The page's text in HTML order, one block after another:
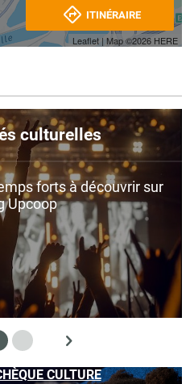
Leaflet | Map ©2026 HERE
ITINÉRAIRE
culturelles
forts à découvrir sur
Upcoop
CULTURE